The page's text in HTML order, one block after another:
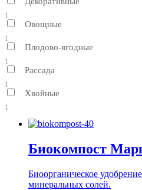
1
Овощные
1
Плодово-ягодные
1
Рассада
1
Хвойные
1
Биокомпост
Биоорганическое
минеральных солей.